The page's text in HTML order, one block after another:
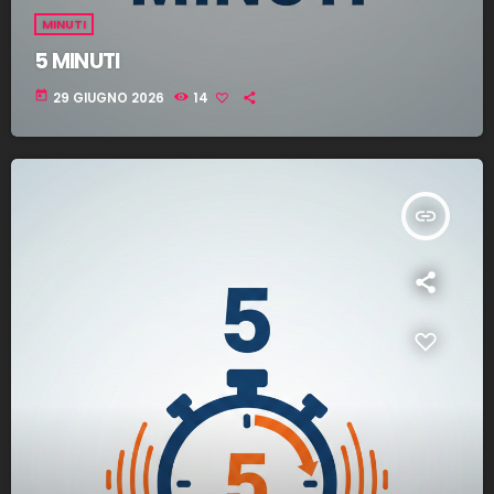
MINUTI
5 MINUTI
today 29 GIUGNO 2026 14
insert_link